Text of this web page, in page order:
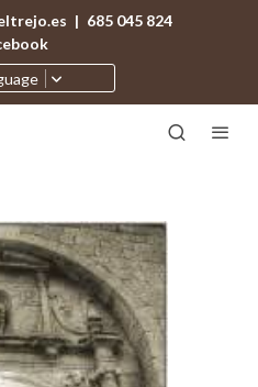
| 685 045 824